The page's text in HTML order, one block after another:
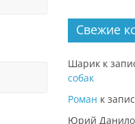
Свежие
Шарик к
собак
Роман к
Юрий